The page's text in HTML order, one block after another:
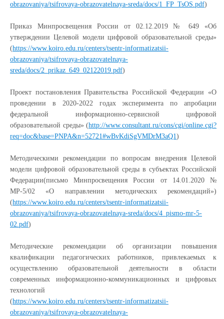
obrazovaniya/tsifrovaya-obrazovatelnaya-sreda/docs/1_FP_TsOS.pdf)
Приказ Минпросвещения России от 02.12.2019 № 649 «Об
утверждении Целевой модели цифровой образовательной среды»
(https://www.koiro.edu.ru/centers/tsentr-informatizatsii-
obrazovaniya/tsifrovaya-obrazovatelnaya-
sreda/docs/2_prikaz_649_02122019.pdf)
Проект постановления Правительства Российской Федерации «О
проведении в 2020-2022 годах эксперимента по апробации
федеральной информационно-сервисной цифровой
образовательной среды» (http://www.consultant.ru/cons/cgi/online.cgi?
req=doc&base=PNPA&n=52721#wBvKdiSgVMDrM3aQ1)
Методическими рекомендации по вопросам внедрения Целевой
модели цифровой образовательной среды в субъектах Российской
Федерации(письмо Минпросвещения России от 14.01.2020 №
МР-5/02 «О направлении методических рекомендаций»)
(https://www.koiro.edu.ru/centers/tsentr-informatizatsii-
obrazovaniya/tsifrovaya-obrazovatelnaya-sreda/docs/4_pismo-mr-5-
02.pdf)
Методические рекомендации об организации повышения
квалификации педагогических работников, привлекаемых к
осуществлению образовательной деятельности в области
современных информационно-коммуникационных и цифровых
технологий
(https://www.koiro.edu.ru/centers/tsentr-informatizatsii-
obrazovaniya/tsifrovaya-obrazovatelnaya-